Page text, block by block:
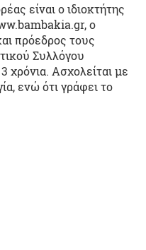
είναι ο ιδιοκτήτης
ο
πρόεδρος τους
Συλλόγου
χρόνια. Ασχολείται με
ενώ ότι γράφει το